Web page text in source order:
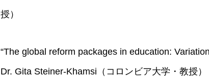
授）
“The global reform packages in education:
Dr. Gita Steiner-Khamsi（コロンビア大学・教授）